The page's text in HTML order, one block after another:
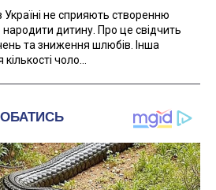
Україні не сприяють створенню
народити дитину. Про це свідчить
та зниження шлюбів. Інша
чоло...